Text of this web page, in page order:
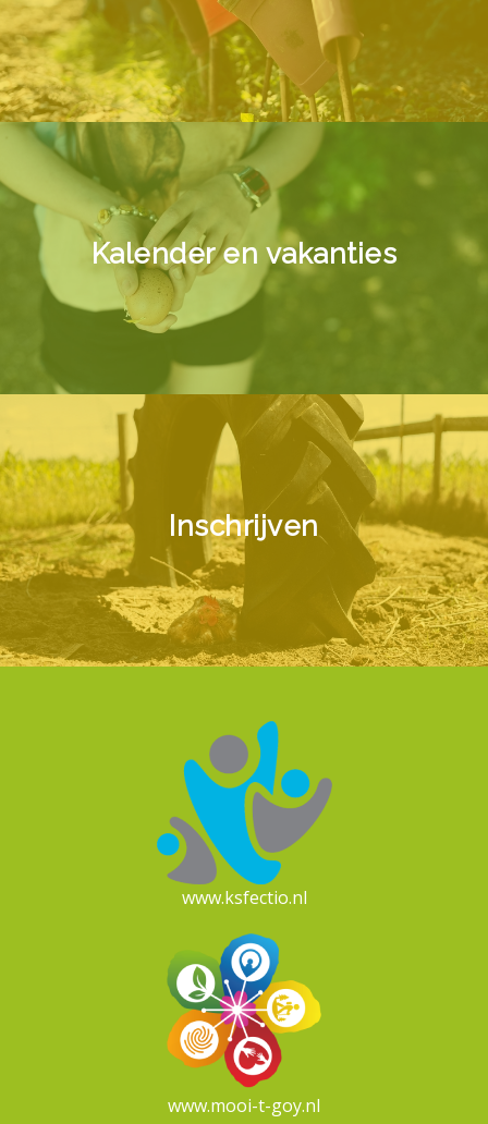
Kalender en vakanties
Inschrijven
www.ksfectio.nl
www.mooi-t-goy.nl